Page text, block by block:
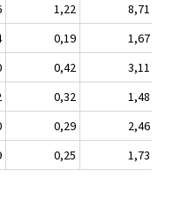
1,22
8,71
0,19
1,67
0,42
3,11
0,32
1,48
0,29
2,46
0,25 1,73